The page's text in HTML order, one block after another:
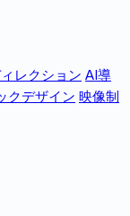
レクション AI導
クデザイン 映像制